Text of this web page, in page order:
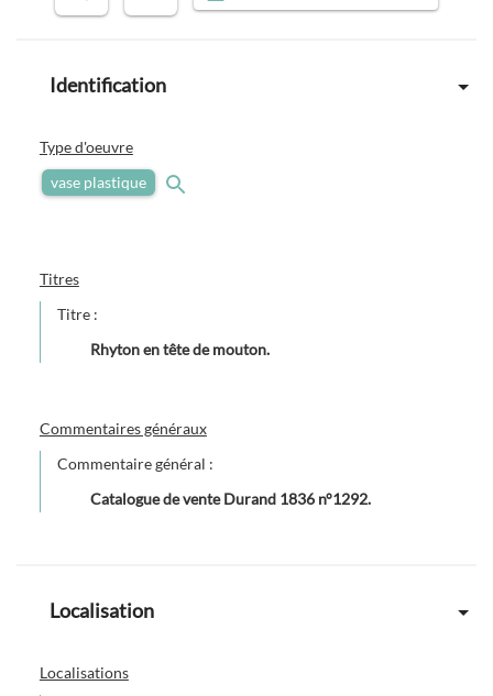
Identification
Type d'oeuvre
vase plastique
Titres
Titre :
Rhyton en tête de mouton.
Commentaires généraux
Commentaire général :
Catalogue de vente Durand 1836 n°1292.
Localisation
Localisations